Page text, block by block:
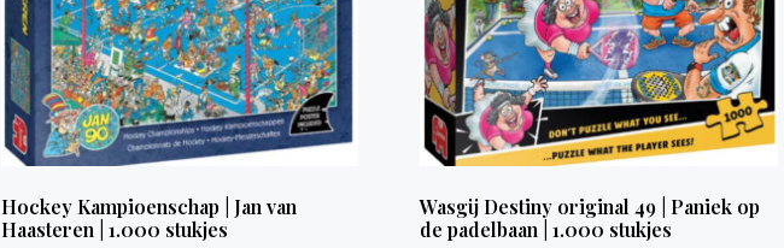
Hockey Kampioenschap | Jan van
Haasteren | 1.000 stukjes
Wasgij Destiny original 49 | Paniek op
de padelbaan | 1.000 stukjes